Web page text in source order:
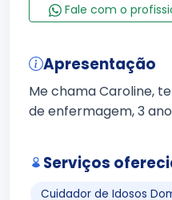
Fale com o
Apresentação
Me chama Caroline,
de enfermagem, 3
Serviços
Cuidador de Idosos